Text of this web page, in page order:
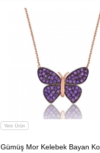
Yeni Ürün
Gümüş Mor Kelebek Bayan